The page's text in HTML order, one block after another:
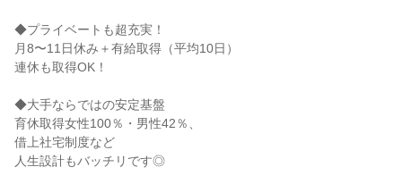
◆プライベートも超充実！
月8〜11日休み＋有給取得（平均10日）
連休も取得OK！
◆大手ならではの安定基盤
育休取得女性100％・男性42％、
借上社宅制度など
人生設計もバッチリです◎